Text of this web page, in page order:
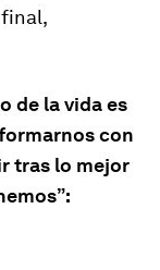
final,
de la vida es
con
tras lo mejor